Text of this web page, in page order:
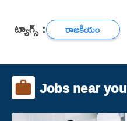
ట్యాగ్స్ : రాజకీయం
Jobs near you